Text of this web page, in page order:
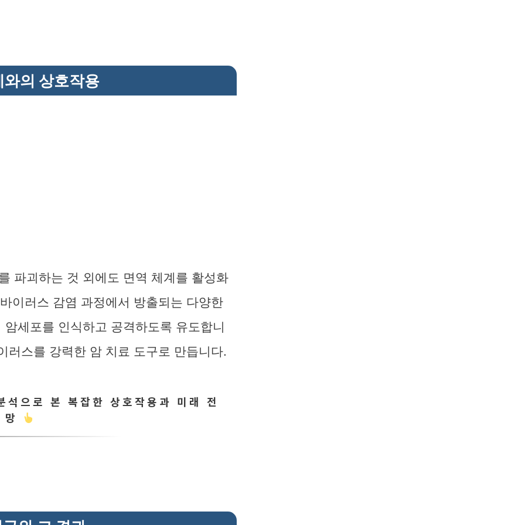
의 상호작용
파괴하는 것 외에도 면역 체계를 활성화
이러스 감염 과정에서 방출되는 다양한
세포를 인식하고 공격하도록 유도합니
러스를 강력한 암 치료 도구로 만듭니다.
으로 본 복잡한 상호작용과 미래 전
망